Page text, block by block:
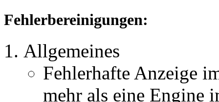
Fehlerbereinigungen:
Allgemeines
Fehlerhafte Anzeige
mehr als eine Engine